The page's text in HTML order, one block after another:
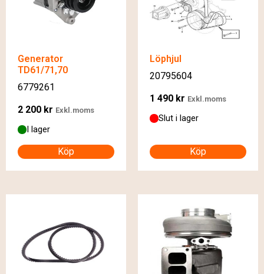
Generator
TD61/71,70
6779261
2 200 kr Exkl.moms
I lager
Köp
Löphjul
20795604
1 490 kr Exkl.moms
Slut i lager
Köp